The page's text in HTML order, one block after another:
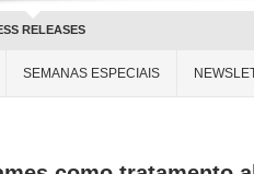
RELEASES
SEMANAS ESPECIAIS